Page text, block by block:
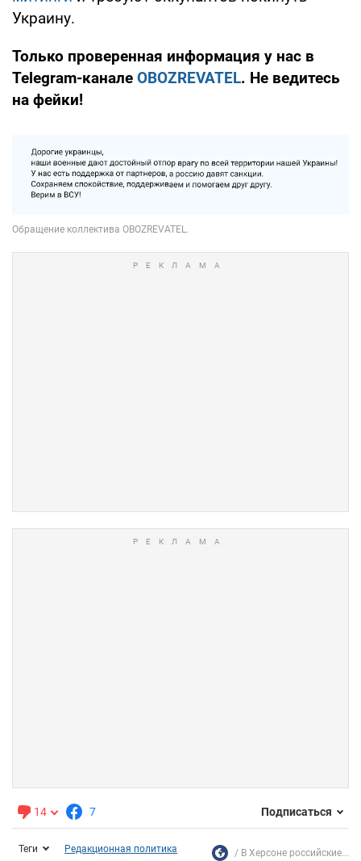
Украину.
Только проверенная информация у нас в
Telegram-канале OBOZREVATEL. Не ведитесь
на фейки!
14 7 Подписаться
Теги Редакционная политика В Херсоне российские...